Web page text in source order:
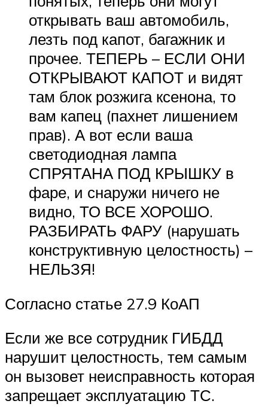
открывать ваш автомобиль,
лезть под капот, багажник и
прочее. ТЕПЕРЬ – ЕСЛИ ОНИ
ОТКРЫВАЮТ КАПОТ и видят
там блок розжига ксенона, то
вам капец (пахнет лишением
прав). А вот если ваша
светодиодная лампа
СПРЯТАНА ПОД КРЫШКУ в
фаре, и снаружи ничего не
видно, ТО ВСЕ ХОРОШО.
РАЗБИРАТЬ ФАРУ (нарушать
конструктивную целостность) –
НЕЛЬЗЯ!
Согласно статье 27.9 КоАП
Если же все сотрудник ГИБДД
нарушит целостность, тем самым
он вызовет неисправность которая
запрещает эксплуатацию ТС.